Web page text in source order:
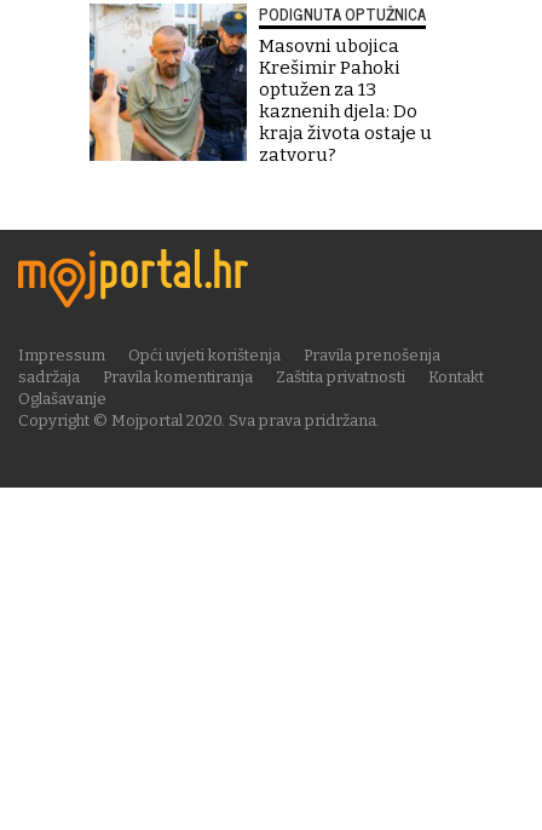
PODIGNUTA OPTUŽNICA
Masovni ubojica
Krešimir Pahoki
optužen za 13
kaznenih djela: Do
kraja života ostaje u
zatvoru?
Copyright © Mojportal 2020. Sva prava pridržana.
Impressum Opći uvjeti korištenja
Pravila prenošenja
sadržaja
Pravila komentiranja Zaštita privatnosti
Kontakt
Oglašavanje